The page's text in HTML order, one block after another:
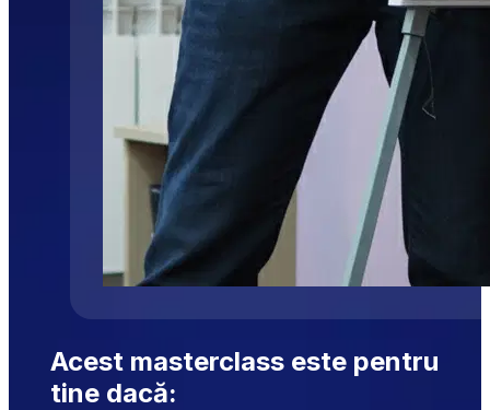
Acest masterclass este pentru
tine dacă: